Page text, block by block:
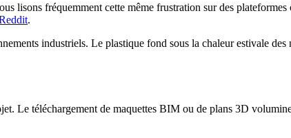
lisons fréquemment cette même frustration sur des
.
industriels. Le plastique fond sous la chaleur estivale
Le téléchargement de maquettes BIM ou de plans 3D